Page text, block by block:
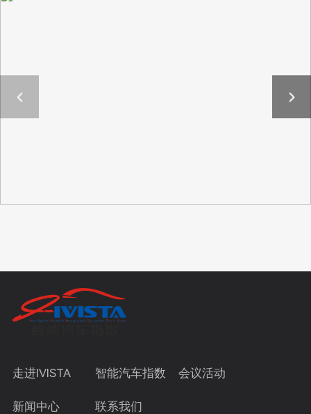
走进IVISTA 智能汽车指数 会议活动
新闻中心 联系我们